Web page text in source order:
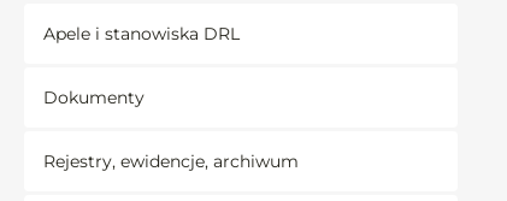
Apele i stanowiska DRL
Dokumenty
Rejestry, ewidencje, archiwum